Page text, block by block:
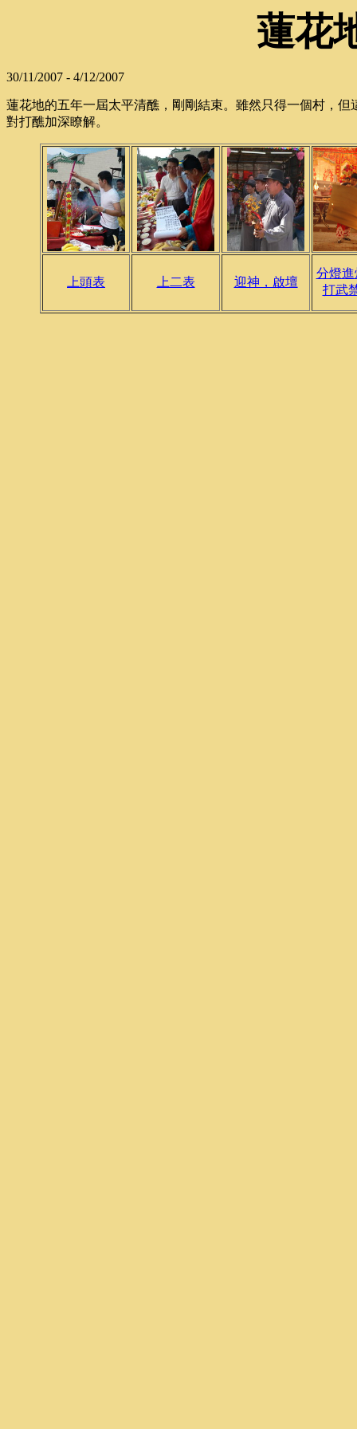
蓮花
30/11/2007 - 4/12/2007
蓮花地的五年一屆太平清醮，剛剛結束。雖然只得一個村，
對打醮加深瞭解。
上頭表 上二表 迎神，啟壇
分燈進
打武